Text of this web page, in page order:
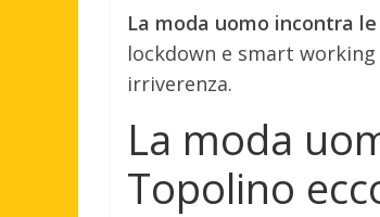
La moda uomo incontra
lockdown e smart
irriverenza.
La moda
Topolino